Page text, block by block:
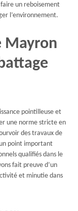
faire un reboisement
l’environnement.
Mayron
pointilleuse et
une norme stricte en
des travaux de
point important
qualifiés dans le
fait preuve d’un
et minutie dans